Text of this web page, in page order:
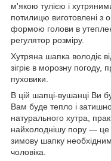
м'якою тулією і
потилицю виготовлені з
формою голови в
регулятор розміру.
Хутряна шапка володіє
зігріє в морозну
пуховики.
В цій шапці-вушанці Ви
Вам буде тепло і
натурального хутра,
найхолоднішу пору ― це
зимову шапку
чоловіка.